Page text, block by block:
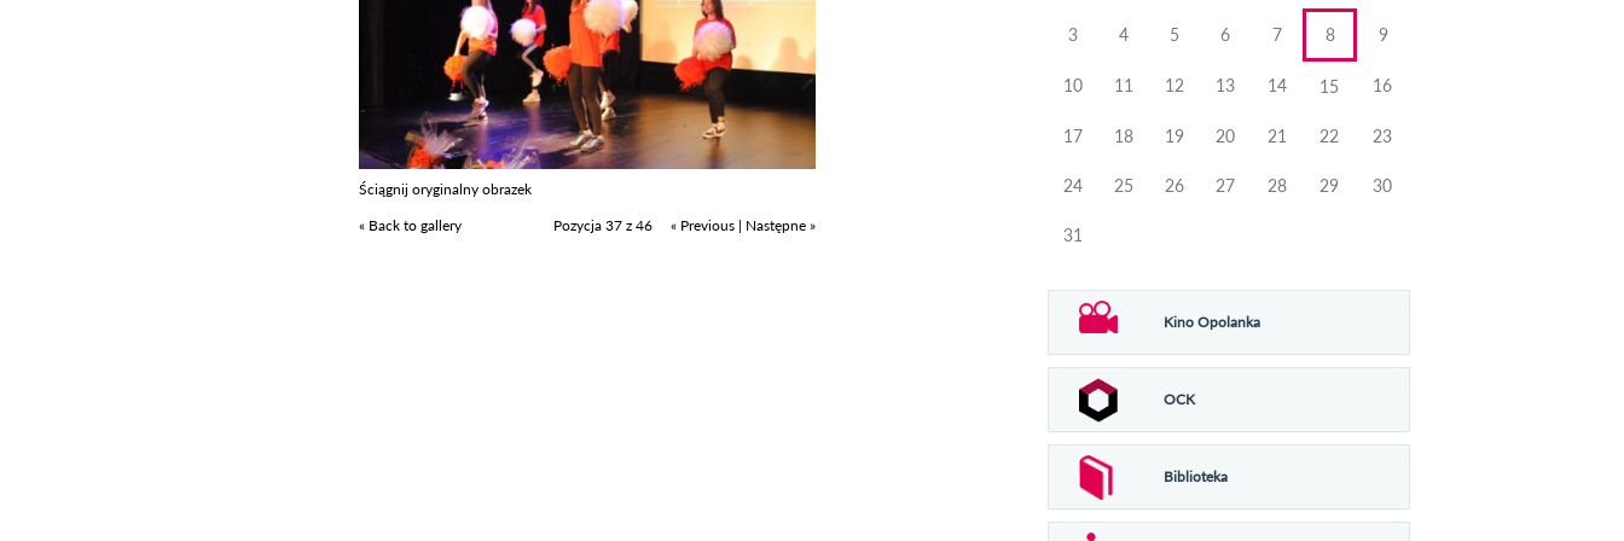
Ściągnij oryginalny obrazek
« Back to gallery
Pozycja 37 z 46 « Previous | Następne »
3 4 5 6 7 8 9
10 11 12 13 14 15 16
17 18 19 20 21 22 23
24 25 26 27 28 29 30
31
Kino Opolanka
OCK
Biblioteka